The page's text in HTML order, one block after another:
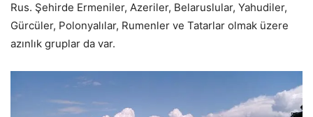
Rus. Şehirde Ermeniler, Azeriler, Belaruslular, Yahudiler,
Gürcüler, Polonyalılar, Rumenler ve Tatarlar olmak üzere
azınlık gruplar da var.